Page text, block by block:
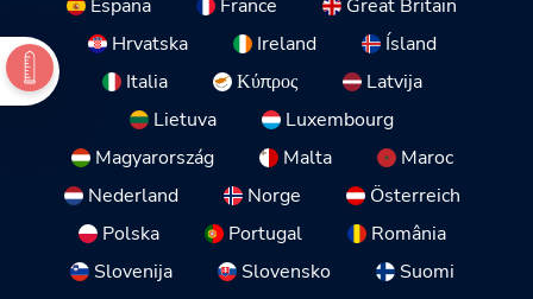
España
France
Great Britain
Hrvatska
Ireland
Ísland
Italia
Κύπρος
Latvija
Lietuva
Luxembourg
Magyarország
Malta
Maroc
Nederland
Norge
Österreich
Polska
Portugal
România
Slovenija
Slovensko
Suomi